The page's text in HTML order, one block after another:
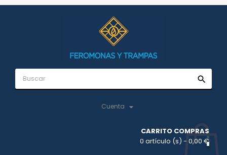
search
Cuenta 
CARRITO COMPRAS
0 artículo (s) - 0,00 €